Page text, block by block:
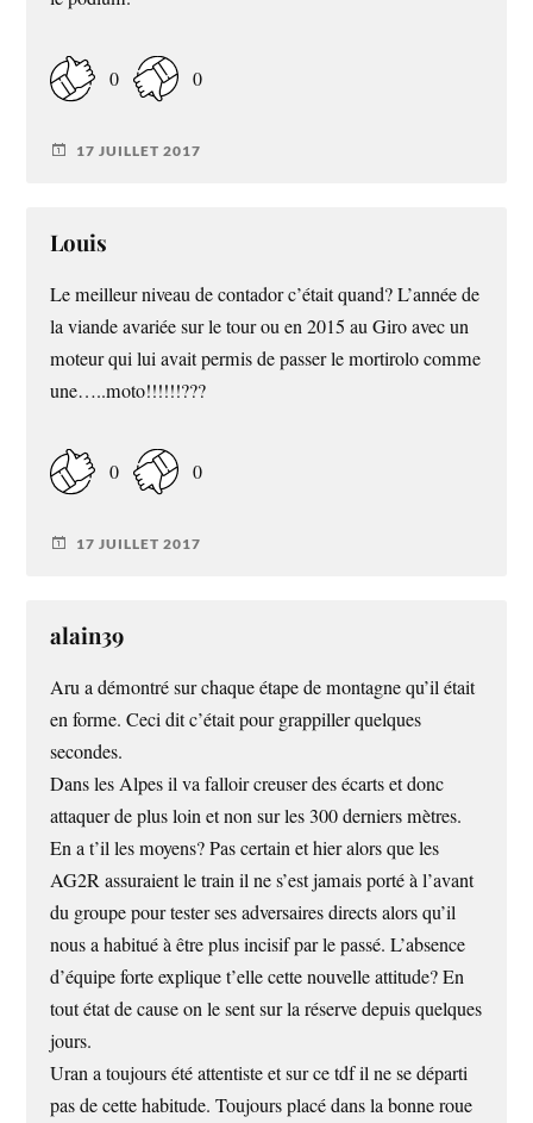
0 0
17 JUILLET 2017
Louis
Le meilleur niveau de contador c’était quand? L’année de
la viande avariée sur le tour ou en 2015 au Giro avec un
moteur qui lui avait permis de passer le mortirolo comme
une…..moto!!!!!!???
0 0
17 JUILLET 2017
alain39
Aru a démontré sur chaque étape de montagne qu’il était
en forme. Ceci dit c’était pour grappiller quelques
secondes.
Dans les Alpes il va falloir creuser des écarts et donc
attaquer de plus loin et non sur les 300 derniers mètres.
En a t’il les moyens? Pas certain et hier alors que les
AG2R assuraient le train il ne s’est jamais porté à l’avant
du groupe pour tester ses adversaires directs alors qu’il
nous a habitué à être plus incisif par le passé. L’absence
d’équipe forte explique t’elle cette nouvelle attitude? En
tout état de cause on le sent sur la réserve depuis quelques
jours.
Uran a toujours été attentiste et sur ce tdf il ne se départi
pas de cette habitude. Toujours placé dans la bonne roue